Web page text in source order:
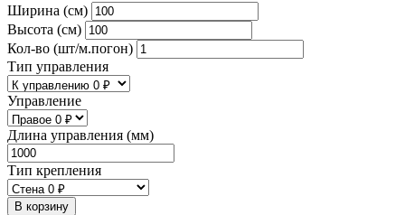
Ширина (см)
Высота (см)
Кол-во (шт/м.погон)
Тип управления
Управление
Длина управления (мм)
Тип крепления
В корзину